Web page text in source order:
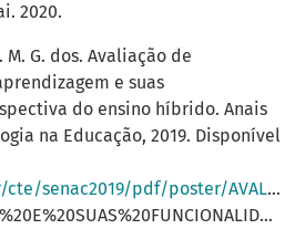
2020.
M. G. dos. Avaliação de
e suas
do ensino híbrido. Anais
na Educação, 2019. Disponível